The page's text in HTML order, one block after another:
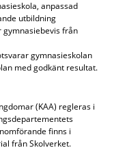
anpassad
utbildning
gymnasiebevis från
gymnasieskolan
med godkänt resultat.
(KAA) regleras i
finns i
från Skolverket.